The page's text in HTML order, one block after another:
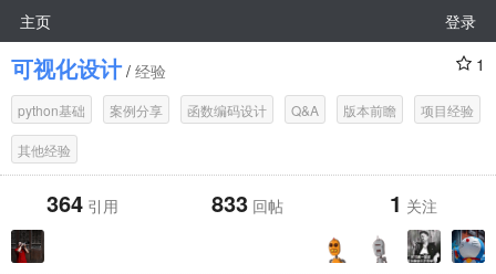
主页 登录
可视化设计/ 经验 1
python基础 案例分享 函数编码设计 Q&A 版本前瞻 项目经验
其他经验
364 引用 833 回帖 1 关注